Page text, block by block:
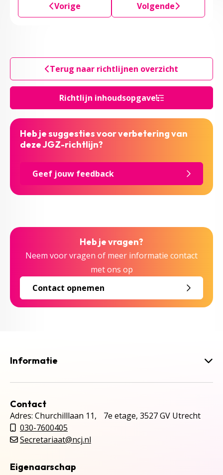
Richtlijn inhoudsopgave
Vorige Volgende
Terug naar richtlijnen overzicht
Heb je suggesties voor verbetering van
deze JGZ-richtlijn?
Geef jouw feedback
Heb je vragen?
Neem voor vragen of meer informatie contact
met ons op
Contact opnemen
Informatie
Contact
Adres: Churchilllaan 11, 7e etage, 3527 GV Utrecht
030-7600405
Secretariaat@ncj.nl
Eigenaarschap